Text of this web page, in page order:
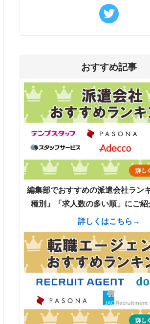
おすすめ記事
編集部でおすすめの派遣会社ラン
種別」「求人数の多い順」にご紹
詳しくはこちら→